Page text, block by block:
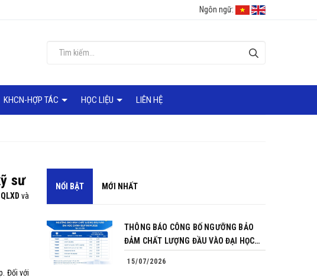
Ngôn ngữ:
KHCN-HỢP TÁC HỌC LIỆU LIÊN HỆ
sư
và
Đối với
NỔI BẬT MỚI NHẤT
THÔNG BÁO CÔNG BỐ NGƯỠNG BẢO
ĐẢM CHẤT LƯỢNG ĐẦU VÀO ĐẠI HỌC
15/07/2026